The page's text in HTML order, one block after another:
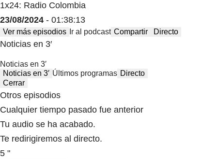
1x24: Radio Colombia
23/08/2024 - 01:38:13
Ver más episodios Ir al podcast Compartir Directo
Noticias en 3′
Noticias en 3′
Noticias en 3′ Últimos programas Directo
Cerrar
Otros episodios
Cualquier tiempo pasado fue anterior
Tu audio se ha acabado.
Te redirigiremos al directo.
5 "